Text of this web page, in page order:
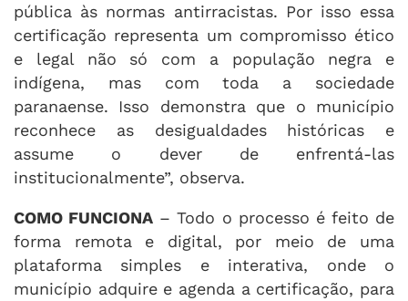
pública às normas antirracistas. Por isso essa
certificação representa um compromisso ético
e legal não só com a população negra e
indígena, mas com toda a sociedade
paranaense. Isso demonstra que o município
reconhece as desigualdades históricas e
assume o dever de enfrentá-las
institucionalmente”, observa.
COMO FUNCIONA – Todo o processo é feito de
forma remota e digital, por meio de uma
plataforma simples e interativa, onde o
município adquire e agenda a certificação, para